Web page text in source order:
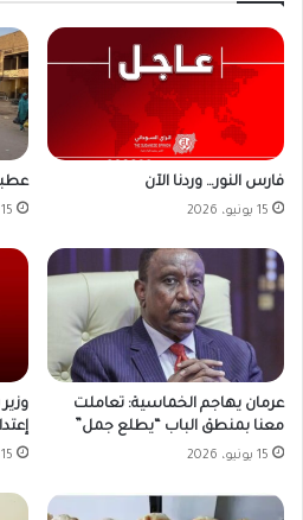
فارس النور… وردنا الآن
15 يونيو، 2026 15 يونيو، 2026
عرمان يهاجم الخماسية: تعاملت
معنا بمنطق الباب “يطلع جمل”
15 يونيو، 2026 15 يونيو، 2026